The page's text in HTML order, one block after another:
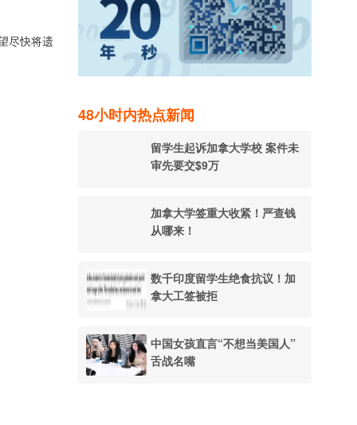
尽快将遗
48小时内热点新闻
留学生起诉加拿大学校 案件未
审先要交$9万
加拿大学签重大收紧！严查钱
从哪来！
数千印度留学生绝食抗议！加
拿大工签被拒
中国女孩直言“不想当美国人”
舌战名嘴